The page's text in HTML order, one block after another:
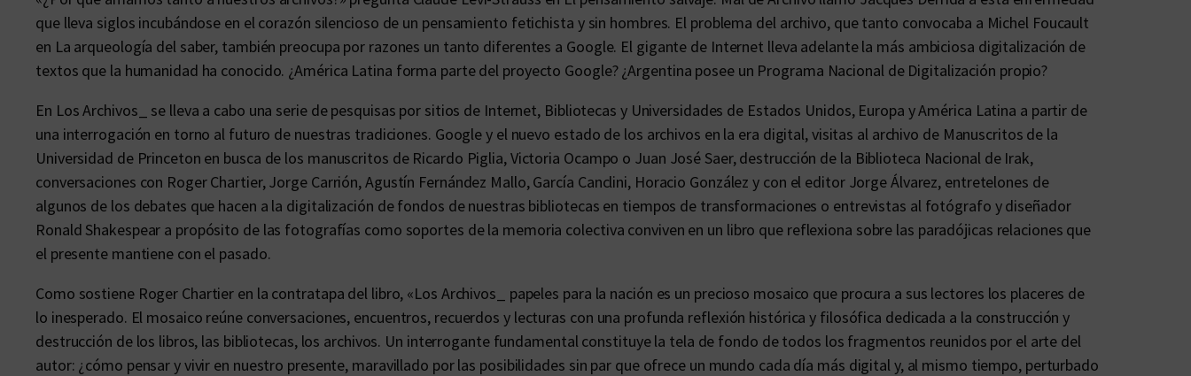
que lleva siglos incubándose en el corazón silencioso de un pensamiento fetichista y sin hombres. El problema del archivo, que tanto convocaba a Michel Foucault
en La arqueología del saber, también preocupa por razones un tanto diferentes a Google. El gigante de Internet lleva adelante la más ambiciosa digitalización de
textos que la humanidad ha conocido. ¿América Latina forma parte del proyecto Google? ¿Argentina posee un Programa Nacional de Digitalización propio?
En Los Archivos_ se lleva a cabo una serie de pesquisas por sitios de Internet, Bibliotecas y Universidades de Estados Unidos, Europa y América Latina a partir de
una interrogación en torno al futuro de nuestras tradiciones. Google y el nuevo estado de los archivos en la era digital, visitas al archivo de Manuscritos de la
Universidad de Princeton en busca de los manuscritos de Ricardo Piglia, Victoria Ocampo o Juan José Saer, destrucción de la Biblioteca Nacional de Irak,
conversaciones con Roger Chartier, Jorge Carrión, Agustín Fernández Mallo, García Canclini, Horacio González y con el editor Jorge Álvarez, entretelones de
algunos de los debates que hacen a la digitalización de fondos de nuestras bibliotecas en tiempos de transformaciones o entrevistas al fotógrafo y diseñador
Ronald Shakespear a propósito de las fotografías como soportes de la memoria colectiva conviven en un libro que reflexiona sobre las paradójicas relaciones que
el presente mantiene con el pasado.
Como sostiene Roger Chartier en la contratapa del libro, «Los Archivos_ papeles para la nación es un precioso mosaico que procura a sus lectores los placeres de
lo inesperado. El mosaico reúne conversaciones, encuentros, recuerdos y lecturas con una profunda reflexión histórica y filosófica dedicada a la construcción y
destrucción de los libros, las bibliotecas, los archivos. Un interrogante fundamental constituye la tela de fondo de todos los fragmentos reunidos por el arte del
autor: ¿cómo pensar y vivir en nuestro presente, maravillado por las posibilidades sin par que ofrece un mundo cada día más digital y, al mismo tiempo, perturbado